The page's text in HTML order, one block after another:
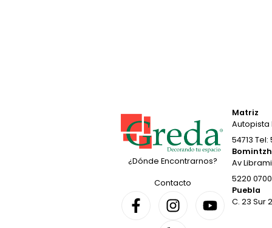
¿Dónde Encontrarnos?
Contacto
Matriz
Autopista
54713
Av
5220 0700
Puebla
C. 23 Sur